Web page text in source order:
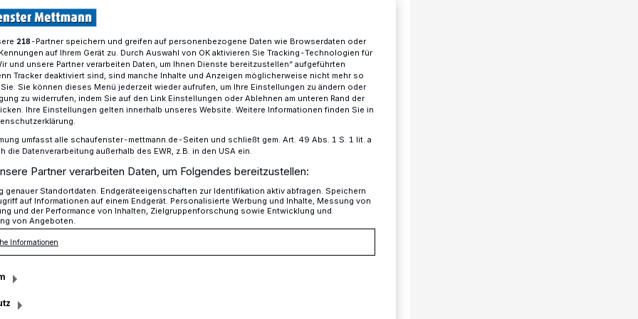
der Musikschule birgt Überraschungen
der Kreissparkasse belohnt
der
218-Partner speichern und greifen auf personenbezogene Daten wie Browserdaten oder
auf Ihrem Gerät zu. Durch Auswahl von OK aktivieren Sie Tracking-Technologien für
und unsere Partner verarbeiten Daten, um Ihnen Dienste bereitzustellen“ aufgeführten
Tracker deaktiviert sind, sind manche Inhalte und Anzeigen möglicherweise nicht mehr so
Sie können dieses Menü jederzeit wieder aufrufen, um Ihre Einstellungen zu ändern oder
zu widerrufen, indem Sie auf den Link Einstellungen oder Ablehnen am unteren Rand der
Ihre Einstellungen gelten innerhalb unseres Website. Weitere Informationen finden Sie in
umfasst alle schaufenster-mettmann.de-Seiten und schließt gem. Art. 49 Abs. 1 S. 1 lit. a
die Datenverarbeitung außerhalb des EWR, z.B. in den USA ein.
Partner verarbeiten Daten, um Folgendes bereitzustellen:
genauer Standortdaten. Endgeräteeigenschaften zur Identifikation aktiv abfragen. Speichern
auf Informationen auf einem Endgerät. Personalisierte Werbung und Inhalte, Messung von
und der Performance von Inhalten, Zielgruppenforschung sowie Entwicklung und
von Angeboten.
Informationen